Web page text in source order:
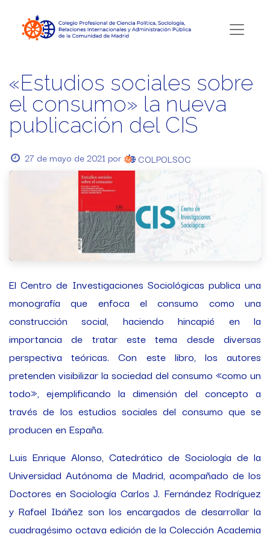
«Estudios sociales sobre
el consumo» la nueva
publicación del CIS
27 de mayo de 2021 por COLPOLSOC
El Centro de Investigaciones Sociológicas publica una
monografía que enfoca el consumo como una
construcción social, haciendo hincapié en la
importancia de tratar este tema desde diversas
perspectiva teóricas. Con este libro, los autores
pretenden visibilizar la sociedad del consumo «como un
todo», ejemplificando la dimensión del concepto a
través de los estudios sociales del consumo que se
producen en España.
Luis Enrique Alonso, Catedrático de Sociología de la
Universidad Autónoma de Madrid, acompañado de los
Doctores en Sociología Carlos J. Fernández Rodríguez
y Rafael Ibáñez son los encargados de desarrollar la
cuadragésimo octava edición de la Colección Academia